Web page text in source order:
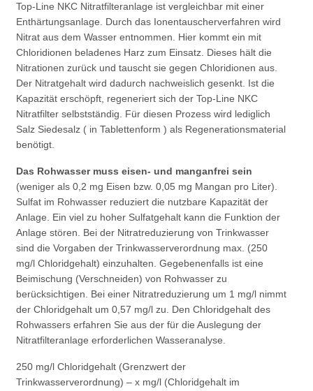
Top-Line NKC Nitratfilteranlage ist vergleichbar mit einer
Enthärtungsanlage. Durch das Ionentauscherverfahren wird
Nitrat aus dem Wasser entnommen. Hier kommt ein mit
Chloridionen beladenes Harz zum Einsatz. Dieses hält die
Nitrationen zurück und tauscht sie gegen Chloridionen aus.
Der Nitratgehalt wird dadurch nachweislich gesenkt. Ist die
Kapazität erschöpft, regeneriert sich der Top-Line NKC
Nitratfilter selbstständig. Für diesen Prozess wird lediglich
Salz Siedesalz ( in Tablettenform ) als Regenerationsmaterial
benötigt.
Das Rohwasser muss eisen- und manganfrei sein
(weniger als 0,2 mg Eisen bzw. 0,05 mg Mangan pro Liter).
Sulfat im Rohwasser reduziert die nutzbare Kapazität der
Anlage. Ein viel zu hoher Sulfatgehalt kann die Funktion der
Anlage stören. Bei der Nitratreduzierung von Trinkwasser
sind die Vorgaben der Trinkwasserverordnung max. (250
mg/l Chloridgehalt) einzuhalten. Gegebenenfalls ist eine
Beimischung (Verschneiden) von Rohwasser zu
berücksichtigen. Bei einer Nitratreduzierung um 1 mg/l nimmt
der Chloridgehalt um 0,57 mg/l zu. Den Chloridgehalt des
Rohwassers erfahren Sie aus der für die Auslegung der
Nitratfilteranlage erforderlichen Wasseranalyse.
250 mg/l Chloridgehalt (Grenzwert der
Trinkwasserverordnung) – x mg/l (Chloridgehalt im